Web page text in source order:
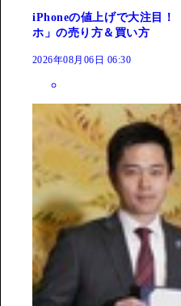
iPhoneの値上げで大注目
ホ」の売り方＆買い方
2026年08月06日 06:30